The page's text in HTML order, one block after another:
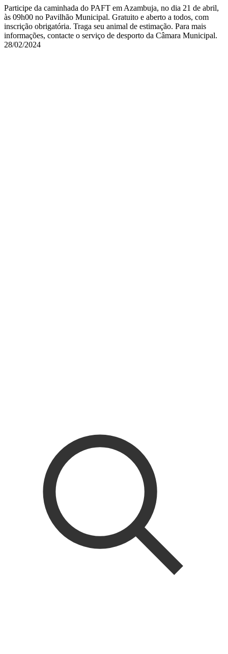
Participe da caminhada do PAFT em Azambuja, no dia 21 de abril,
às 09h00 no Pavilhão Municipal. Gratuito e aberto a todos, com
inscrição obrigatória. Traga seu animal de estimação. Para mais
informações, contacte o serviço de desporto da Câmara Municipal.
28/02/2024